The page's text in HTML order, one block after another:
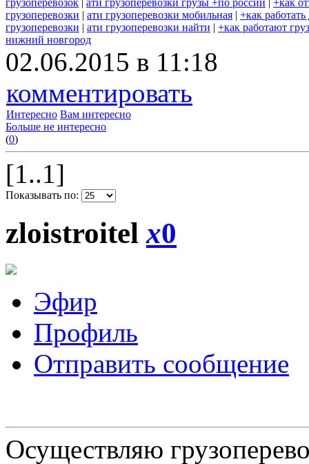
грузоперевозок ати грузоперевозки грузы +по россии
+как
грузоперевозки | ати грузоперевозки мобильная | +как
грузоперевозки | ати грузоперевозки найти | +как работают
нижний новгород
02.06.2015 в 11:18
комментировать
Интересно Вам интересно
Больше не интересно
(0)
[1..1]
Показывать по:
zloistroitelx0
Эфир
Профиль
Отправить сообщение
Осуществляю